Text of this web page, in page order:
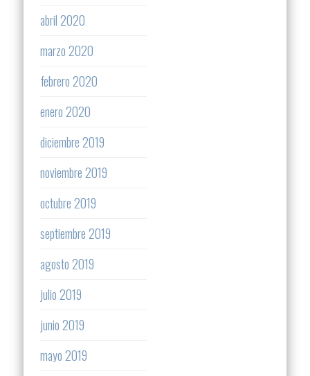
abril 2020
marzo 2020
febrero 2020
enero 2020
diciembre 2019
noviembre 2019
octubre 2019
septiembre 2019
agosto 2019
julio 2019
junio 2019
mayo 2019